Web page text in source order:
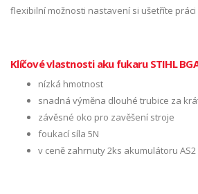
flexibilní možnosti nastavení si ušetříte práci
Klíčové vlastnosti aku fukaru STIHL
nízká hmotnost
snadná výměna dlouhé trubice za
závěsné oko pro zavěšení stroje
foukací síla 5N
v ceně zahrnuty 2ks akumulátoru AS2